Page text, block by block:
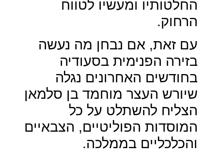
החלטותיו ומעשיו לטווח
הרחוק.
עם זאת, אם נבחן מה נעשה
בזירה הפנימית בסעודיה
בחודשים האחרונים נגלה
שיורש העצר מוחמד בן סלמאן
הצליח להשתלט על כל
המוסדות הפוליטיים, הצבאיים
והכלכליים בממלכה.